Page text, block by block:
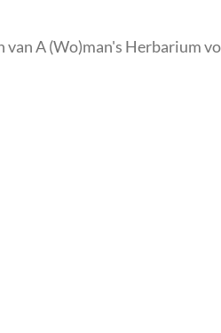
A (Wo)man's Herbarium